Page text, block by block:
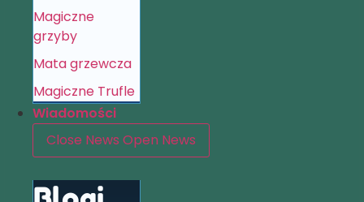
Magiczne
grzyby
Mata grzewcza
Magiczne Trufle
Wiadomości
Close News Open News